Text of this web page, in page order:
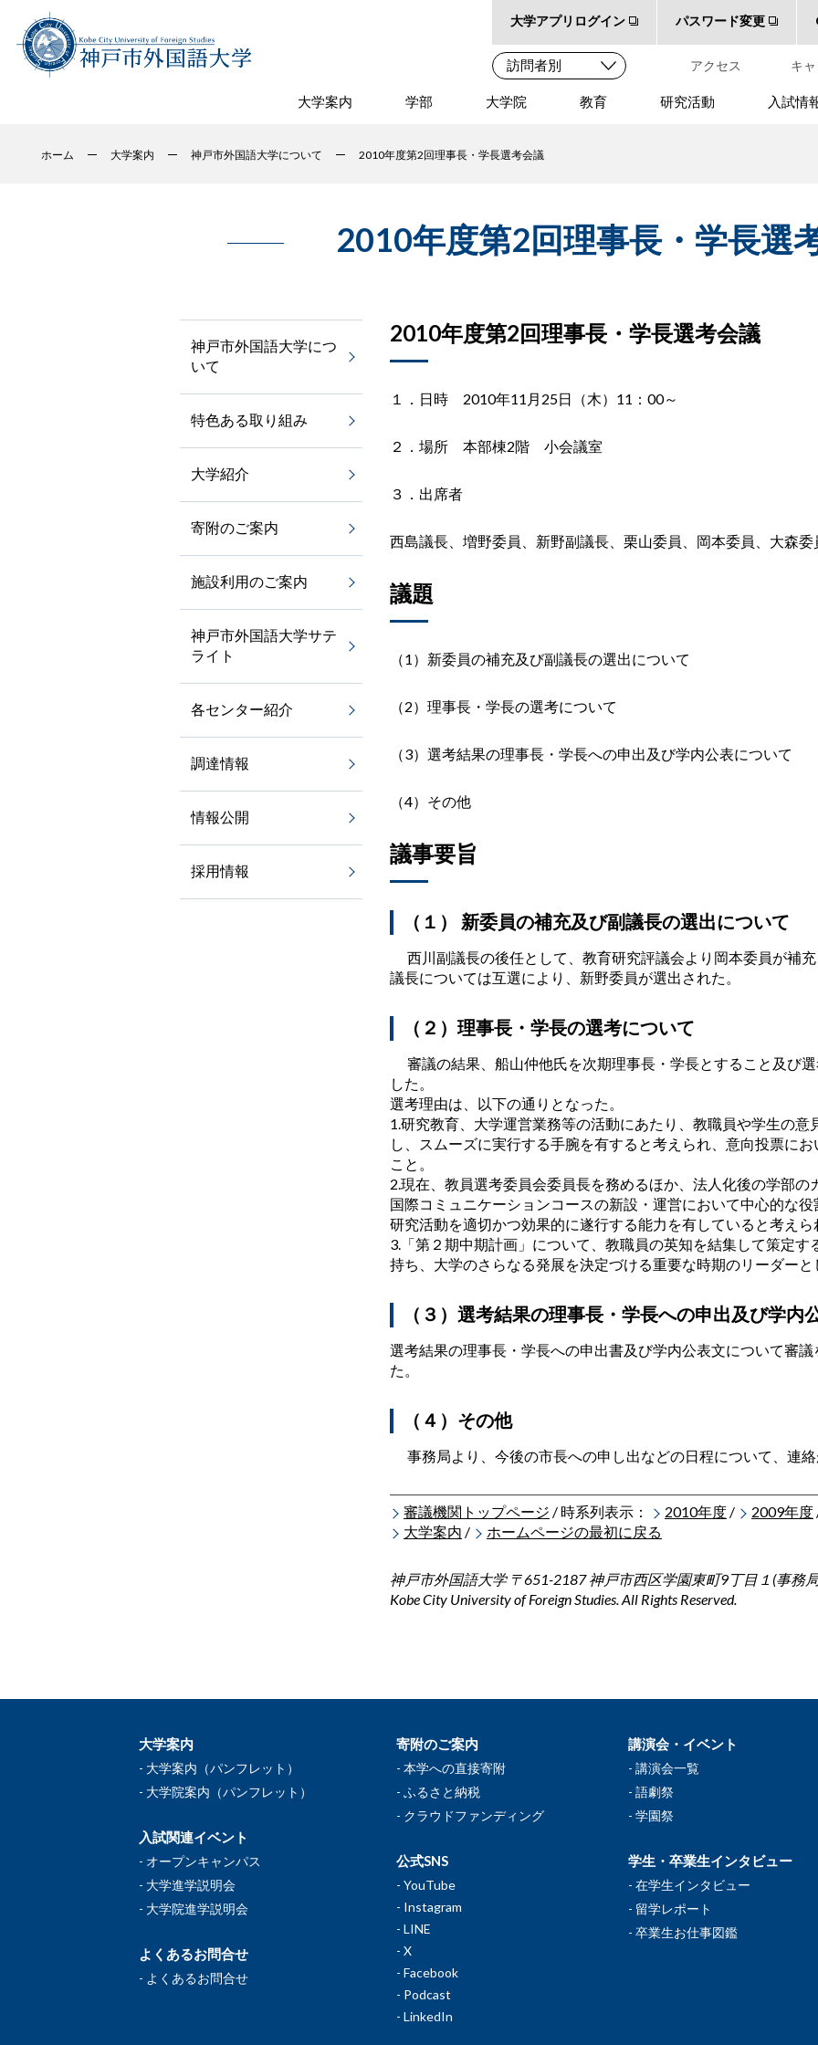
大学アプリログイン パスワード変更
アクセス キ
大学案内 学部 大学院 教育 研究活動 入試情
ホーム 大学案内 神戸市外国語大学について 2010年度第2回理事長・学長選考会議
2010年度第2回理事長・学長選
2010年度第2回理事長・学長選考会議
１．日時 2010年11月25日（木）11：00～
２．場所 本部棟2階 小会議室
３．出席者
西島議長、増野委員、新野副議長、栗山委員、岡本委員、大森委
議題
（1）新委員の補充及び副議長の選出について
（2）理事長・学長の選考について
（3）選考結果の理事長・学長への申出及び学内公表について
（4）その他
議事要旨
（１） 新委員の補充及び副議長の選出について
西川副議長の後任として、教育研究評議会より岡本委員が補
議長については互選により、新野委員が選出された。
（２）理事長・学長の選考について
審議の結果、船山仲他氏を次期理事長・学長とすること及び
した。
選考理由は、以下の通りとなった。
1.研究教育、大学運営業務等の活動にあたり、教職員や学生の
し、スムーズに実行する手腕を有すると考えられ、意向投票に
こと。
2.現在、教員選考委員会委員長を務めるほか、法人化後の学部
国際コミュニケーションコースの新設・運営において中心的な
研究活動を適切かつ効果的に遂行する能力を有していると考えら
3.「第２期中期計画」について、教職員の英知を結集して策定
持ち、大学のさらなる発展を決定づける重要な時期のリーダー
（３）選考結果の理事長・学長への申出及び学内
選考結果の理事長・学長への申出書及び学内公表文について審
た。
（４）その他
事務局より、今後の市長への申し出などの日程について、連
審議機関トップページ / 時系列表示： 2010年度 / 2009年度
大学案内 / ホームページの最初に戻る
神戸市外国語大学 〒651-2187 神戸市西区学園東町9丁目１(事務
Kobe City University of Foreign Studies. All Rights Reserved.
神戸市外国語大学につ
いて
特色ある取り組み
大学紹介
寄附のご案内
施設利用のご案内
神戸市外国語大学サテ
ライト
各センター紹介
調達情報
情報公開
採用情報
大学案内
大学案内（パンフレット）
大学院案内（パンフレット）
入試関連イベント
オープンキャンパス
大学進学説明会
大学院進学説明会
よくあるお問合せ
よくあるお問合せ
寄附のご案内
本学への直接寄附
ふるさと納税
クラウドファンディング
公式SNS
YouTube
Instagram
LINE
X
Facebook
Podcast
LinkedIn
講演会・イベント
講演会一覧
語劇祭
学園祭
学生・卒業生インタビュー
在学生インタビュー
留学レポート
卒業生お仕事図鑑